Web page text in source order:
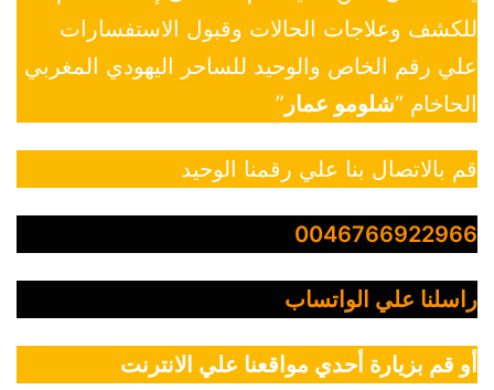
للكشف وعلاجات الحالات وقبول الاستفسارات
علي رقم الخاص والوحيد للساحر اليهودي المغربي
الحاخام “شلومو عمار ”
قم بالاتصال بنا علي رقمنا الوحيد
0046766922966
راسلنا علي الواتساب
أو قم بزيارة أحدي مواقعنا علي الانترنت